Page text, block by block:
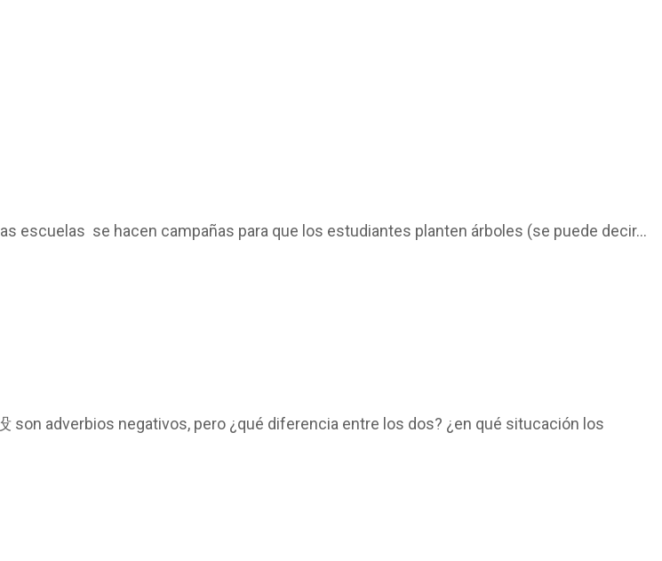
escuelas se hacen campañas para que los estudiantes planten árboles (se puede decir...
son adverbios negativos, pero ¿qué diferencia entre los dos? ¿en qué situcación los